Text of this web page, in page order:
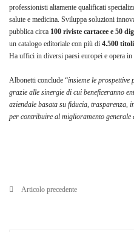
professionisti altamente qualificati
salute e medicina. Sviluppa soluzioni
pubblica circa 100 riviste cartacee e 50
un catalogo editoriale con più di 4.500 titoli
Ha uffici in diversi paesi europei e opera
Albonetti conclude “insieme le prospettive
grazie alle sinergie di cui beneficeranno
aziendale basata su fiducia, trasparenza,
per contribuire al miglioramento generale
Articolo precedente